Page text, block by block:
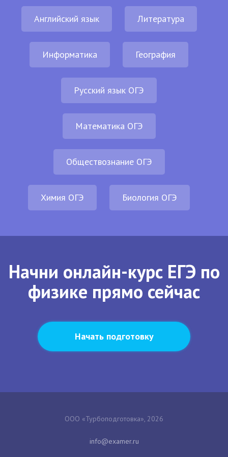
Английский язык Литература
Информатика География
Русский язык ОГЭ
Математика ОГЭ
Обществознание ОГЭ
Химия ОГЭ Биология ОГЭ
Начни онлайн-курс ЕГЭ по
физике прямо сейчас
Начать подготовку
ООО «Турбоподготовка», 2026